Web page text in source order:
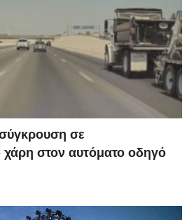
σε
χάρη στον αυτόματο οδηγό